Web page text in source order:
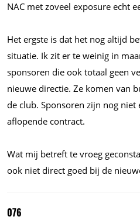
NAC met zoveel exposure echt
Het ergste is dat het nog altijd
situatie. Ik zit er te weinig in
sponsoren die ook totaal geen
nieuwe directie. Ze komen van
de club. Sponsoren zijn nog
aflopende contract.
Wat mij betreft te vroeg
ook niet direct goed bij de
076